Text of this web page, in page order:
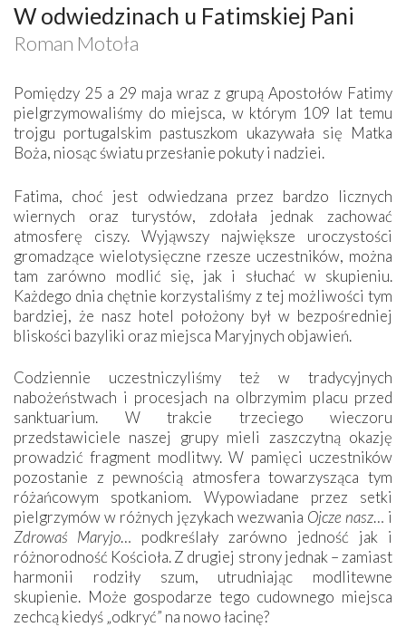
W odwiedzinach u Fatimskiej Pani
Roman Motoła
Pomiędzy 25 a 29 maja wraz z grupą Apostołów Fatimy
pielgrzymowaliśmy do miejsca, w którym 109 lat temu
trojgu portugalskim pastuszkom ukazywała się Matka
Boża, niosąc światu przesłanie pokuty i nadziei.
Fatima, choć jest odwiedzana przez bardzo licznych
wiernych oraz turystów, zdołała jednak zachować
atmosferę ciszy. Wyjąwszy największe uroczystości
gromadzące wielotysięczne rzesze uczestników, można
tam zarówno modlić się, jak i słuchać w skupieniu.
Każdego dnia chętnie korzystaliśmy z tej możliwości tym
bardziej, że nasz hotel położony był w bezpośredniej
bliskości bazyliki oraz miejsca Maryjnych objawień.
Codziennie uczestniczyliśmy też w tradycyjnych
nabożeństwach i procesjach na olbrzymim placu przed
sanktuarium. W trakcie trzeciego wieczoru
przedstawiciele naszej grupy mieli zaszczytną okazję
prowadzić fragment modlitwy. W pamięci uczestników
pozostanie z pewnością atmosfera towarzysząca tym
różańcowym spotkaniom. Wypowiadane przez setki
pielgrzymów w różnych językach wezwania Ojcze nasz… i
Zdrowaś Maryjo… podkreślały zarówno jedność jak i
różnorodność Kościoła. Z drugiej strony jednak – zamiast
harmonii rodziły szum, utrudniając modlitewne
skupienie. Może gospodarze tego cudownego miejsca
zechcą kiedyś „odkryć” na nowo łacinę?